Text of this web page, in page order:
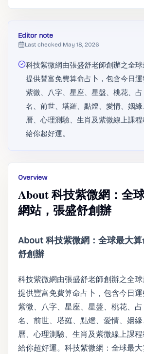
Editor note
Last checked May 18, 2026
科技紫微網由張盛舒老師創辦之全球
提供豐富免費算命占卜，包含今日運
紫微、八字、星座、星盤、桃花、
名、前世、塔羅、點燈、愛情、姻
曆、心理測驗、生肖及紫微線上課
給你超好運。
Overview
About 科技紫微網：全
網站，張盛舒創辦
About 科技紫微網：全球最大
舒創辦
科技紫微網由張盛舒老師創辦之全球
提供豐富免費算命占卜，包含今日運
紫微、八字、星座、星盤、桃花、
名、前世、塔羅、點燈、愛情、姻
曆、心理測驗、生肖及紫微線上課
給你超好運。科技紫微網：全球最